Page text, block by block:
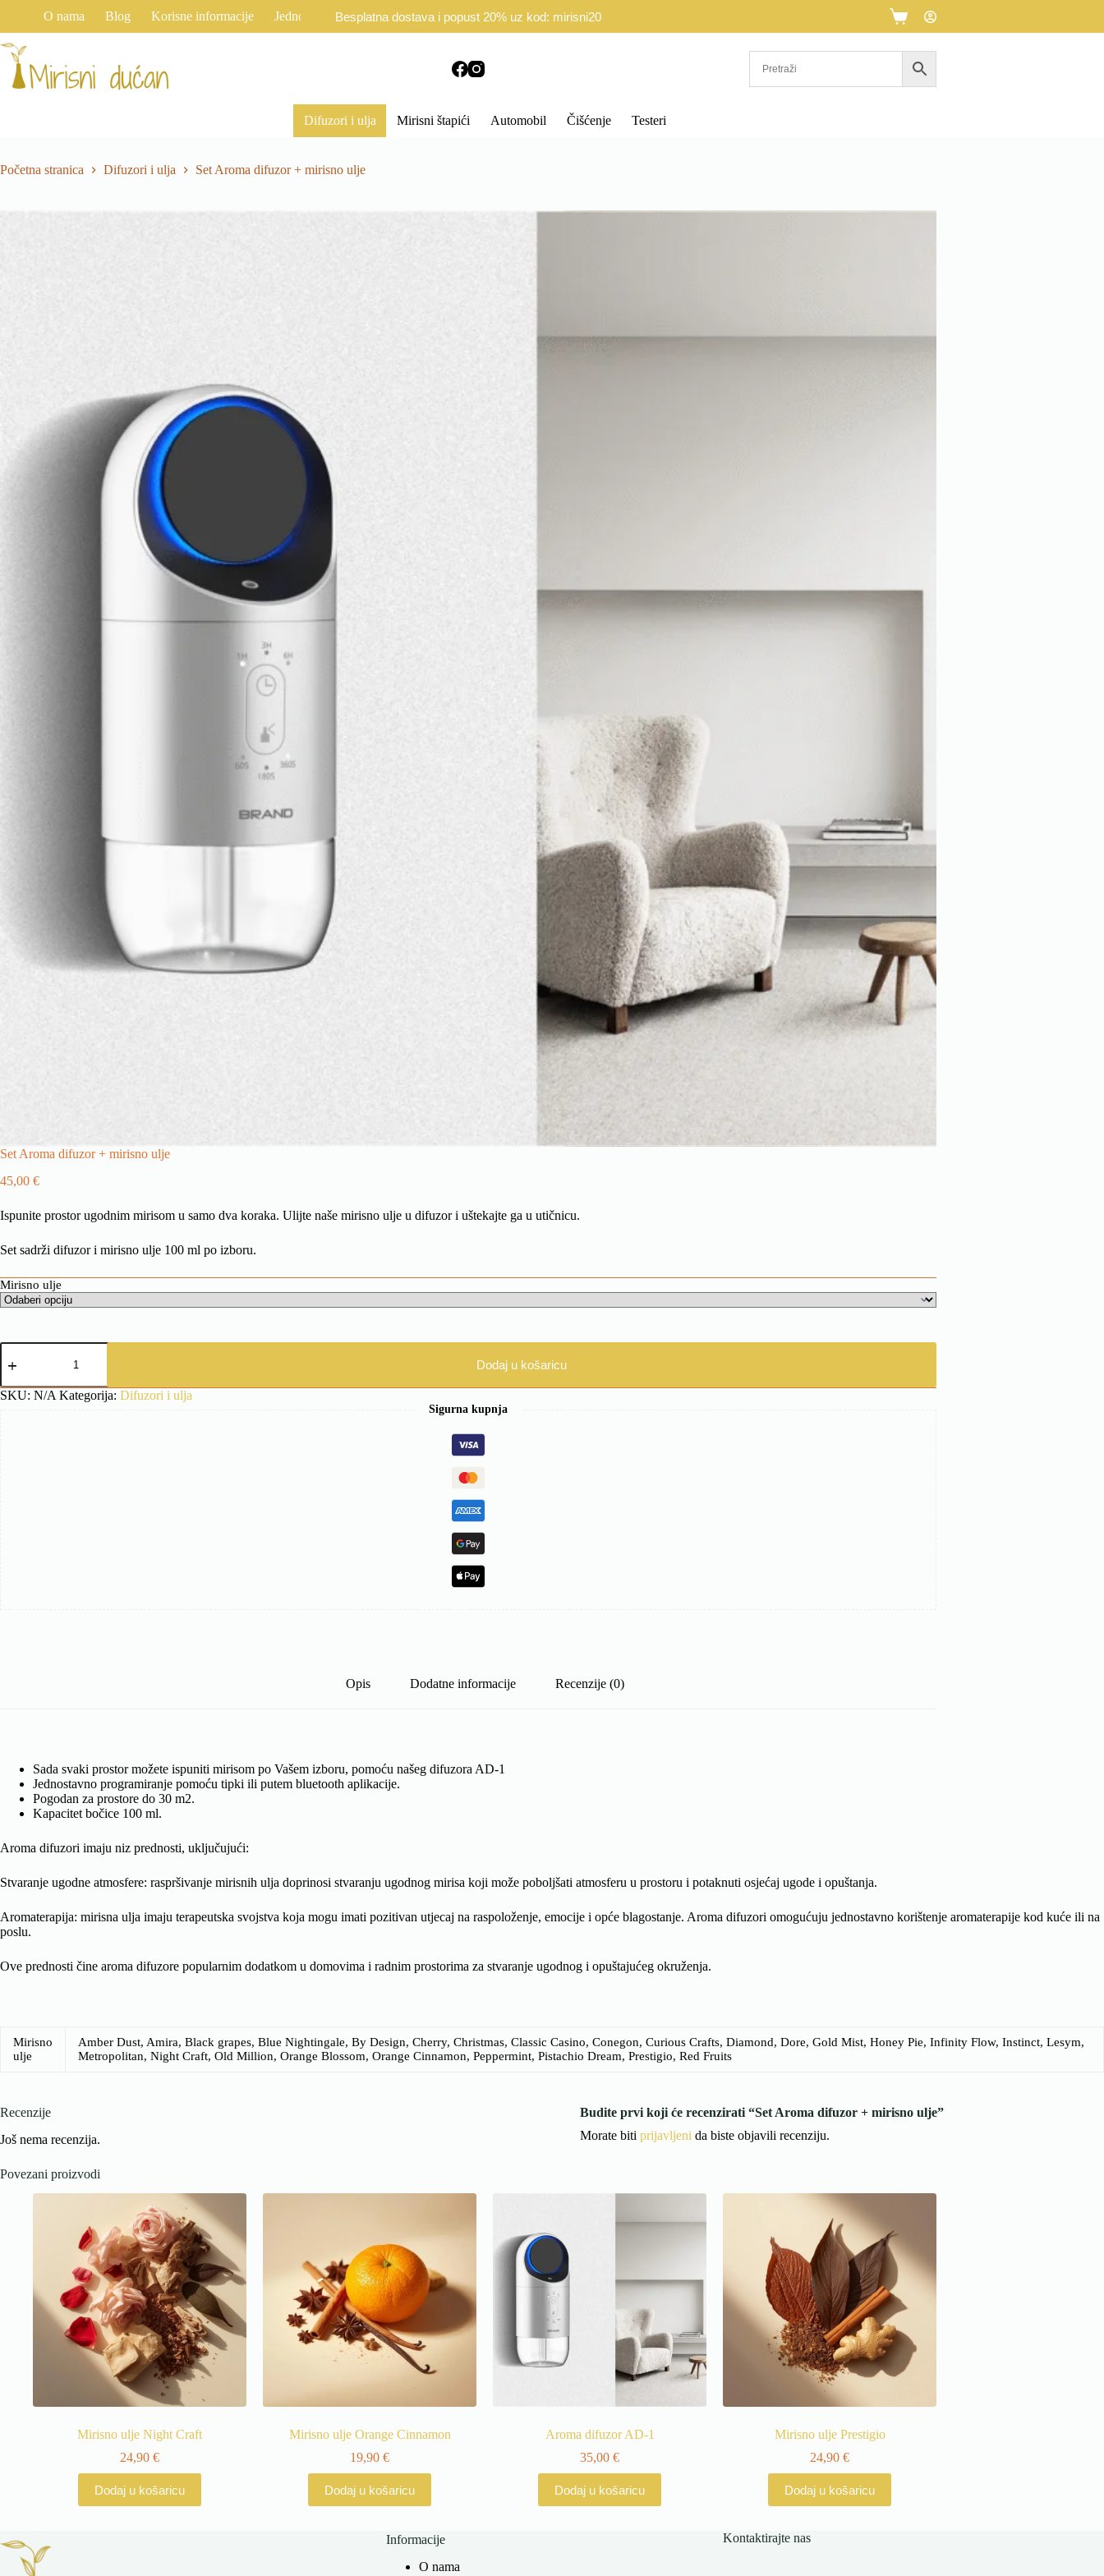
sadržaj
O nama Blog Korisne informacije Jednostrani raskid Ugovora Politika privatnosti
Besplatna dostava i popust 20% uz kod: mirisni20 Košarica
Difuzori i ulja Mirisni štapići Automobil Čišćenje Testeri
Početna stranica Difuzori i ulja Set Aroma difuzor + mirisno ulje
Set Aroma difuzor + mirisno ulje
45,00 €
Ispunite prostor ugodnim mirisom u samo dva koraka. Ulijte naše mirisno ulje u difuzor i uštekajte ga u utičnicu.
Set sadrži difuzor i mirisno ulje 100 ml po izboru.
Mirisno ulje
Set
Aroma
+
mirisno
Dodaj u košaricu
SKU: N/A Kategorija: Difuzori i ulja
Sigurna kupnja
Opis Dodatne informacije Recenzije (0)
Sada svaki prostor možete ispuniti mirisom po Vašem izboru, pomoću našeg difuzora AD-1
Jednostavno programiranje pomoću tipki ili putem bluetooth aplikacije.
Pogodan za prostore do 30 m2.
Kapacitet bočice 100 ml.
Aroma difuzori imaju niz prednosti, uključujući:
Stvaranje ugodne atmosfere: raspršivanje mirisnih ulja doprinosi stvaranju ugodnog mirisa koji može poboljšati atmosferu u prostoru i potaknuti osjećaj ugode i opuštanja.
Aromaterapija: mirisna ulja imaju terapeutska svojstva koja mogu imati pozitivan utjecaj na raspoloženje, emocije i opće blagostanje. Aroma difuzori omogućuju jednostavno korištenje aromaterapije kod kuće ili na
poslu.
Ove prednosti čine aroma difuzore popularnim dodatkom u domovima i radnim prostorima za stvaranje ugodnog i opuštajućeg okruženja.
Mirisno
ulje
Amber Dust, Amira, Black grapes, Blue Nightingale, By Design, Cherry, Christmas, Classic Casino, Conegon, Curious Crafts, Diamond, Dore, Gold Mist, Honey Pie, Infinity Flow, Instinct, Lesym,
Metropolitan, Night Craft, Old Million, Orange Blossom, Orange Cinnamon, Peppermint, Pistachio Dream, Prestigio, Red Fruits
Recenzije
Još nema recenzija.
Budite prvi koji će recenzirati “Set Aroma difuzor + mirisno ulje”
Morate biti prijavljeni da biste objavili recenziju.
Povezani proizvodi
Mirisno ulje Night Craft
24,90 €
Dodaj u košaricu
Mirisno ulje Orange Cinnamon
19,90 €
Dodaj u košaricu
Aroma difuzor AD-1
35,00 €
Dodaj u košaricu
Mirisno ulje Prestigio
24,90 €
Dodaj u košaricu
Informacije
O nama
Kontaktirajte nas